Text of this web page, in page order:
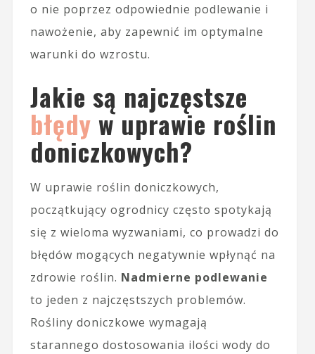
o nie poprzez odpowiednie podlewanie i
nawożenie, aby zapewnić im optymalne
warunki do wzrostu.
Jakie są najczęstsze
błędy w uprawie roślin
doniczkowych?
W uprawie roślin doniczkowych,
początkujący ogrodnicy często spotykają
się z wieloma wyzwaniami, co prowadzi do
błędów mogących negatywnie wpłynąć na
zdrowie roślin. Nadmierne podlewanie
to jeden z najczęstszych problemów.
Rośliny doniczkowe wymagają
starannego dostosowania ilości wody do